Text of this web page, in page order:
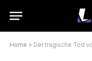
Home » Der tragische Tod